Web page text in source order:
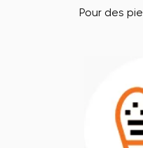
Pour des